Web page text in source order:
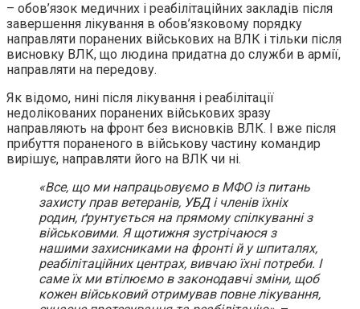
– обов’язок медичних і реабілітаційних закладів після
завершення лікування в обов’язковому порядку
направляти поранених військових на ВЛК і тільки після
висновку ВЛК, що людина придатна до служби в армії,
направляти на передову.
Як відомо, нині після лікування і реабілітації
недолікованих поранених військових зразу
направляють на фронт без висновків ВЛК. І вже після
прибуття пораненого в військову частину командир
вирішує, направляти його на ВЛК чи ні.
«Все, що ми напрацьовуємо в МФО із питань
захисту прав ветеранів, УБД і членів їхніх
родин, ґрунтується на прямому спілкуванні з
військовими. Я щотижня зустрічаюся з
нашими захисниками на фронті й у шпиталях,
реабілітаційних центрах, вивчаю їхні потреби. І
саме їх ми втілюємо в законодавчі зміни, щоб
кожен військовий отримував повне лікування,